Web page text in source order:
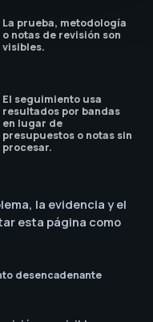
La prueba, metodología
o notas de revisión son
visibles.
El seguimiento usa
resultados por bandas
en lugar de
presupuestos o notas sin
procesar.
la evidencia y el
esta página como
desencadenante